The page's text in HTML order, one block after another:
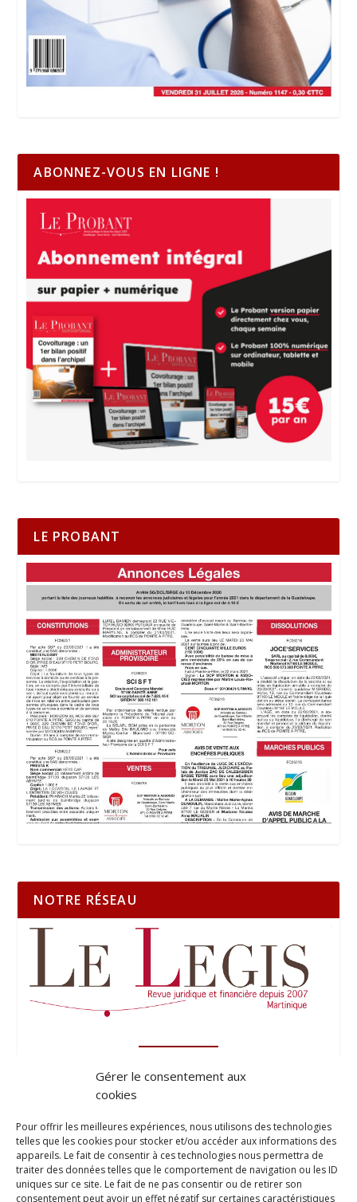
Gérer le consentement aux
cookies
Pour offrir les meilleures expériences, nous utilisons des technologies
telles que les cookies pour stocker et/ou accéder aux informations des
appareils. Le fait de consentir à ces technologies nous permettra de
traiter des données telles que le comportement de navigation ou les ID
uniques sur ce site. Le fait de ne pas consentir ou de retirer son
consentement peut avoir un effet négatif sur certaines caractéristiques
ABONNEZ-VOUS EN LIGNE !
LE PROBANT
NOTRE RÉSEAU